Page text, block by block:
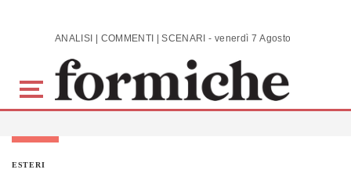
Skip to main content ANALISI | COMMENTI | SCENARI - venerdì 7 Agosto 2026
ESTERI